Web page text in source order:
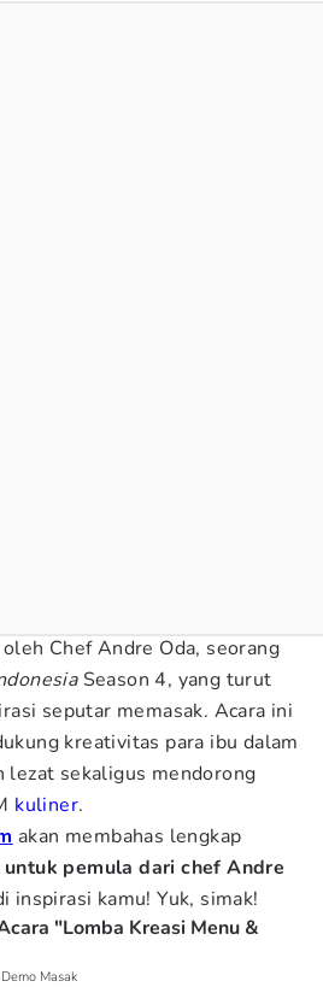
Chef Andre Oda, seorang
Season 4, yang turut
seputar memasak. Acara ini
kreativitas para ibu dalam
lezat sekaligus mendorong
kuliner.
akan membahas lengkap
pemula dari chef Andre
inspirasi kamu! Yuk, simak!
"Lomba Kreasi Menu &
Masak